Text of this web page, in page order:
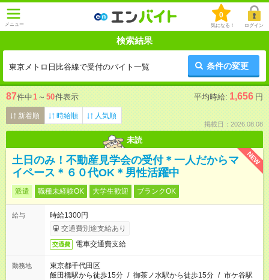
メニュー
0
気になる！ ログイン
検索結果
東京メトロ日比谷線で受付のバイト一覧 条件の変更
87件中1 ～ 50件表示 平均時給: 1,656 円
新着順 時給順 人気順
掲載日：2026.08.08
未読
NEW
土日のみ！不動産見学会の受付＊一人だからマ
イペース＊６０代OK＊男性活躍中
派遣 職種未経験OK 大学生歓迎 ブランクOK
給与
時給1300円
交通費別途支給あり
交通費 電車交通費支給
勤務地
東京都千代田区
飯田橋駅から徒歩15分 / 御茶ノ水駅から徒歩15分 / 市ケ谷駅